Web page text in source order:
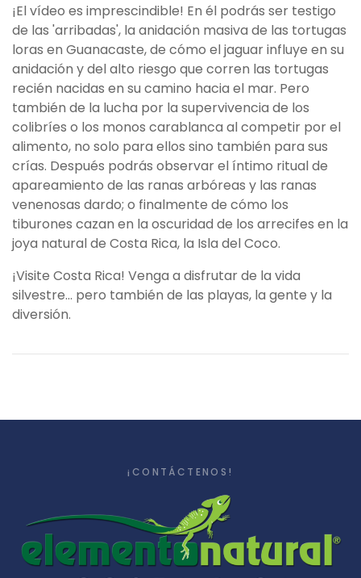
¡El vídeo es imprescindible! En él podrás ser testigo
de las 'arribadas', la anidación masiva de las tortugas
loras en Guanacaste, de cómo el jaguar influye en su
anidación y del alto riesgo que corren las tortugas
recién nacidas en su camino hacia el mar. Pero
también de la lucha por la supervivencia de los
colibríes o los monos carablanca al competir por el
alimento, no solo para ellos sino también para sus
crías. Después podrás observar el íntimo ritual de
apareamiento de las ranas arbóreas y las ranas
venenosas dardo; o finalmente de cómo los
tiburones cazan en la oscuridad de los arrecifes en la
joya natural de Costa Rica, la Isla del Coco.
¡Visite Costa Rica! Venga a disfrutar de la vida
silvestre… pero también de las playas, la gente y la
diversión.
¡CONTÁCTENOS!